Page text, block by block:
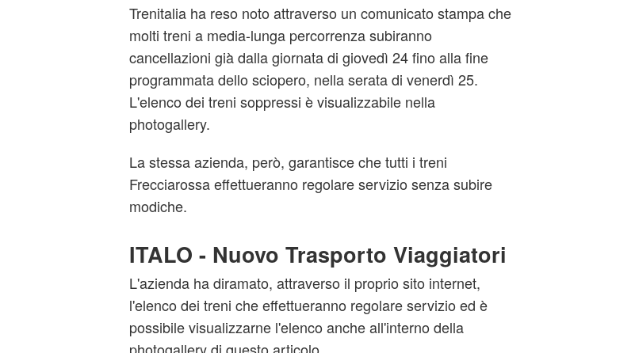
Trenitalia ha reso noto attraverso un comunicato stampa che
molti treni a media-lunga percorrenza subiranno
cancellazioni già dalla giornata di giovedì 24 fino alla fine
programmata dello sciopero, nella serata di venerdì 25.
L'elenco dei treni soppressi è visualizzabile nella
photogallery.
La stessa azienda, però, garantisce che tutti i treni
Frecciarossa effettueranno regolare servizio senza subire
modiche.
ITALO - Nuovo Trasporto Viaggiatori
L'azienda ha diramato, attraverso il proprio sito internet,
l'elenco dei treni che effettueranno regolare servizio ed è
possibile visualizzarne l'elenco anche all'interno della